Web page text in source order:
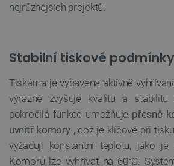
nejrůznějších projektů.
Stabilní tiskové podmínky
Tiskárna je vybavena aktivně
výrazně zvyšuje kvalitu a stabilitu
pokročilá funkce umožňuje přesně
uvnitř komory, což je klíčové při
vyžadují konstantní teplotu, jako je
Komoru lze vyhřívat na 60°C.